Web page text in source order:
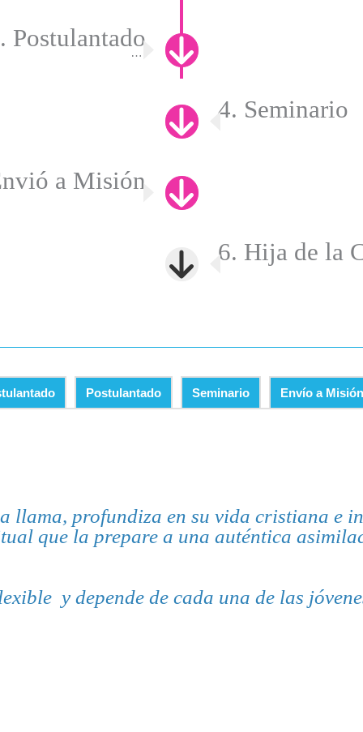
Postulantado
….
4. Seminario
a Misión
6. Hija de la
Postulantado Seminario Envío a Misión
llama, profundiza en su vida cristiana e
que la prepare a una auténtica
y depende de cada una de las